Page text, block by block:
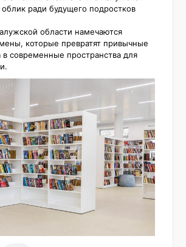
ради будущего подростков
области намечаются
которые превратят привычные
в современные пространства для